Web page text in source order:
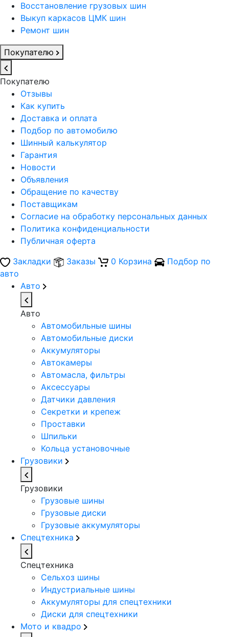
Восстановление грузовых шин
Выкуп каркасов ЦМК шин
Ремонт шин
Покупателю
Покупателю
Отзывы
Как купить
Доставка и оплата
Подбор по автомобилю
Шинный калькулятор
Гарантия
Новости
Объявления
Обращение по качеству
Поставщикам
Согласие на обработку персональных данных
Политика конфиденциальности
Публичная оферта
Закладки
Заказы 0 Корзина
Подбор по
авто
Авто
Авто
Автомобильные шины
Автомобильные диски
Аккумуляторы
Автокамеры
Автомасла, фильтры
Аксессуары
Датчики давления
Секретки и крепеж
Проставки
Шпильки
Кольца установочные
Грузовики
Грузовики
Грузовые шины
Грузовые диски
Грузовые аккумуляторы
Спецтехника
Спецтехника
Сельхоз шины
Индустриальные шины
Аккумуляторы для спецтехники
Диски для спецтехники
Мото и квадро